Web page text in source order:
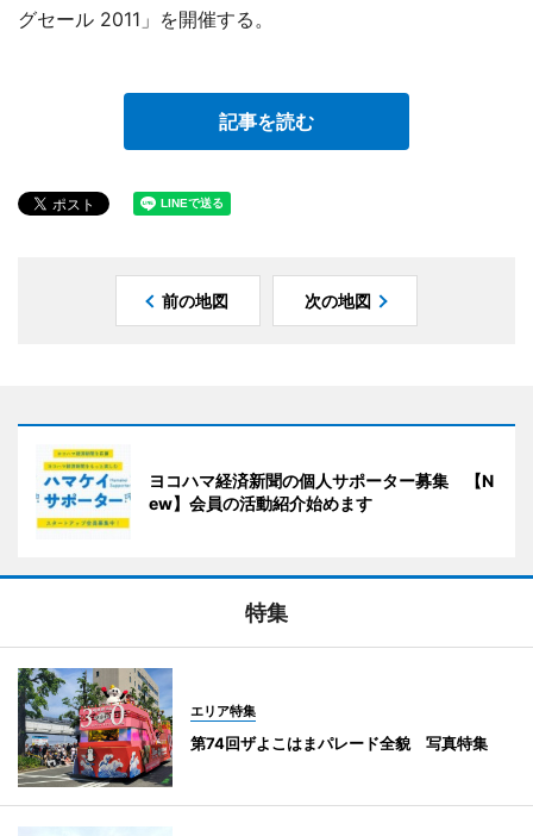
グセール 2011」を開催する。
記事を読む
前の地図 次の地図
ヨコハマ経済新聞の個人サポーター募集 【N
ew】会員の活動紹介始めます
特集
エリア特集
第74回ザよこはまパレード全貌 写真特集